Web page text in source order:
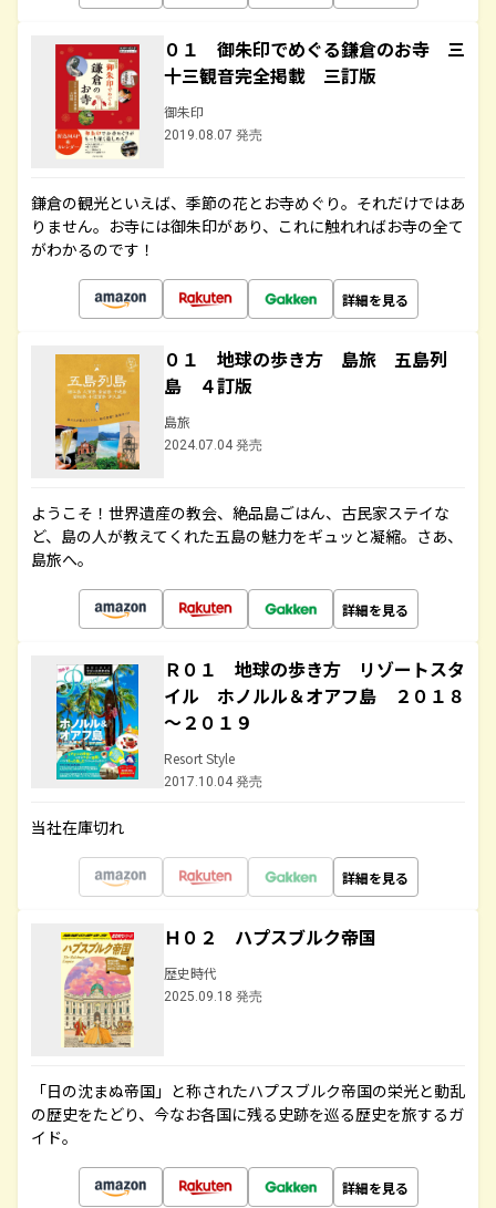
０１ 御朱印でめぐる鎌倉のお寺 三
十三観音完全掲載 三訂版
御朱印
2019.08.07 発売
鎌倉の観光といえば、季節の花とお寺めぐり。それだけではあ
りません。お寺には御朱印があり、これに触れればお寺の全て
がわかるのです！
詳細を見る
０１ 地球の歩き方 島旅 五島列
島 ４訂版
島旅
2024.07.04 発売
ようこそ！世界遺産の教会、絶品島ごはん、古民家ステイな
ど、島の人が教えてくれた五島の魅力をギュッと凝縮。さあ、
島旅へ。
詳細を見る
Ｒ０１ 地球の歩き方 リゾートスタ
イル ホノルル＆オアフ島 ２０１８
～２０１９
Resort Style
2017.10.04 発売
当社在庫切れ
詳細を見る
Ｈ０２ ハプスブルク帝国
歴史時代
2025.09.18 発売
「日の沈まぬ帝国」と称されたハプスブルク帝国の栄光と動乱
の歴史をたどり、今なお各国に残る史跡を巡る歴史を旅するガ
イド。
詳細を見る